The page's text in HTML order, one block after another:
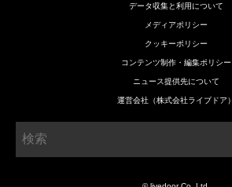
データ収集と利用について
メディアポリシー
クッキーポリシー
コンテンツ制作・編集ポリシー
ニュース提供先について
運営会社（株式会社ライブドア）